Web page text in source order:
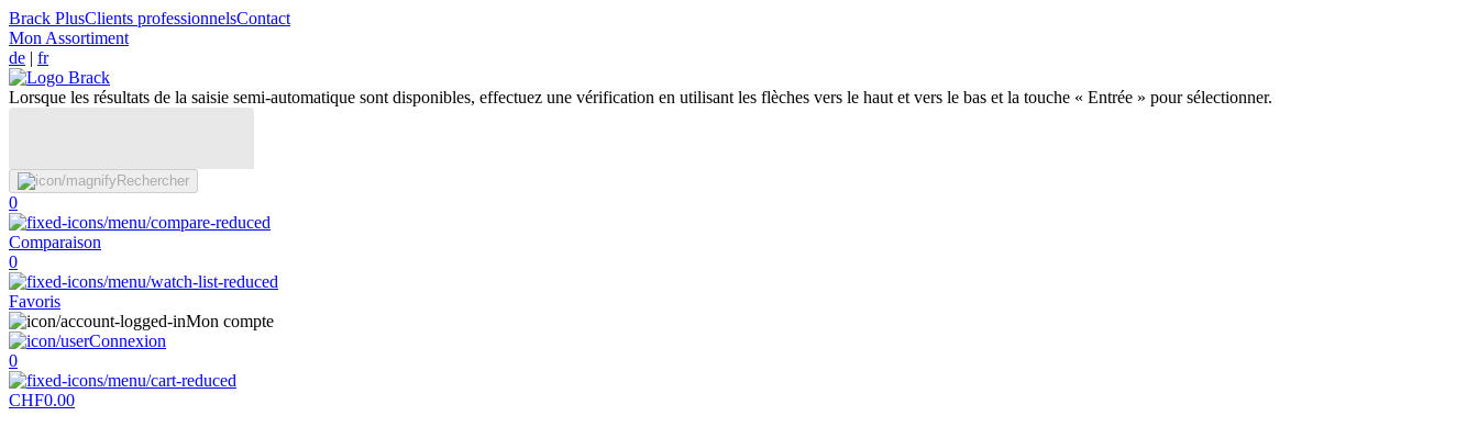
Brack PlusClients professionnelsContact
Mon Assortiment
de | fr
Lorsque les résultats de la saisie semi-automatique sont disponibles, effectuez une vérification en utilisant les flèches vers le haut et vers le bas et la touche « Entrée » pour sélectionner.
Rechercher
0
Comparaison
0
Favoris
Mon compte
Connexion
0
CHF0.00